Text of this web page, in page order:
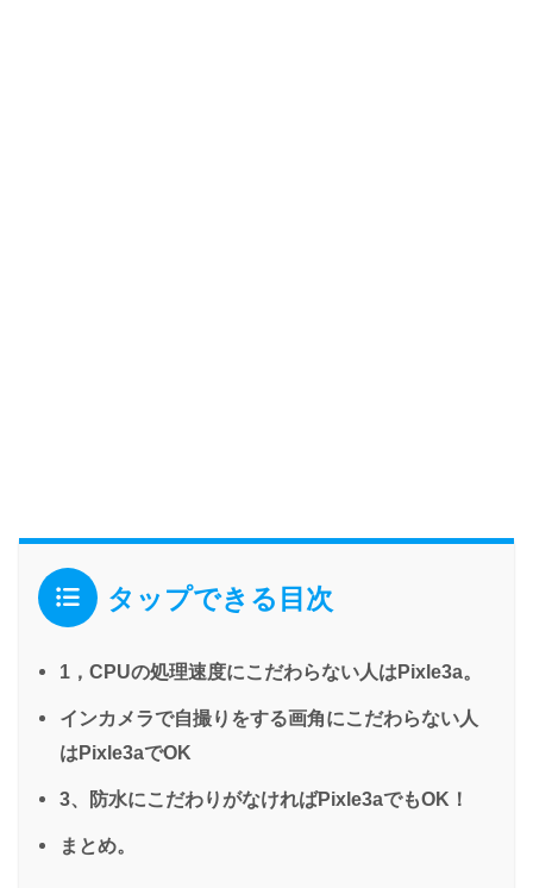
タップできる目次
1，CPUの処理速度にこだわらない人はPixle3a。
インカメラで自撮りをする画角にこだわらない人
はPixle3aでOK
3、防水にこだわりがなければPixle3aでもOK！
まとめ。